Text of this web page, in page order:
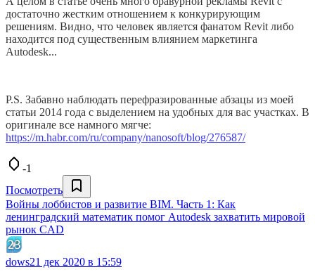
достаточно жестким отношением к конкурирующим
решениям. Видно, что человек является фанатом Revit либо
находится под существенным влиянием маркетинга
Autodesk...
P.S. Забавно наблюдать перефразированные абзацы из моей
статьи 2014 года с выделением на удобных для вас участках. В
оригинале все намного мягче:
https://m.habr.com/ru/company/nanosoft/blog/276587/
-1
Посмотреть
Войны лоббистов и развитие BIM. Часть 1: Как
ленинградский математик помог Autodesk захватить мировой
рынок CAD
dows21 дек 2020 в 15:59